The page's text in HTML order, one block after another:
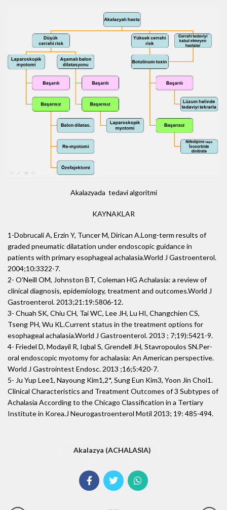
Akalazyada tedavi algoritmi
KAYNAKLAR
1-Dobrucali A, Erzin Y, Tuncer M, Dirican A.Long-term results of
graded pneumatic dilatation under endoscopic guidance in
patients with primary esophageal achalasia.World J Gastroenterol.
2004;10:3322-7.
2- O’Neill OM, Johnston BT, Coleman HG Achalasia: a review of
clinical diagnosis, epidemiology, treatment and outcomes.World J
Gastroenterol. 2013;21:19:5806-12.
3- Chuah SK, Chiu CH, Tai WC, Lee JH, Lu HI, Changchien CS,
Tseng PH, Wu KL.Current status in the treatment options for
esophageal achalasia.World J Gastroenterol. 2013 ; 7;19):5421-9.
4- Friedel D, Modayil R, Iqbal S, Grendell JH, Stavropoulos SN.Per-
oral endoscopic myotomy for achalasia: An American perspective.
World J Gastrointest Endosc. 2013 ;16;5:420-7.
5- Ju Yup Lee1, Nayoung Kim1,2*, Sung Eun Kim3, Yoon Jin Choi1.
Clinical Characteristics and Treatment Outcomes of 3 Subtypes of
Achalasia According to the Chicago Classification in a Tertiary
Institute in Korea.J Neurogastroenterol Motil 2013; 19: 485-494.
Akalazya (ACHALASIA)